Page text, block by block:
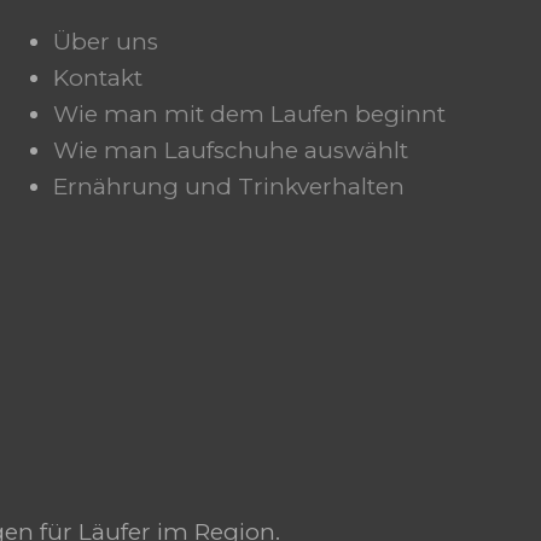
Über uns
Kontakt
Wie man mit dem Laufen beginnt
Wie man Laufschuhe auswählt
Ernährung und Trinkverhalten
für Läufer im Region.